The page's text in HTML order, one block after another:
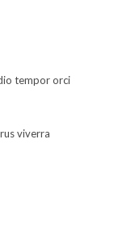
tempor orci
viverra